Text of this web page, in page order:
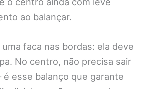
ao balançar.
faca nas bordas: ela deve
No centro, não precisa sair
esse balanço que garante